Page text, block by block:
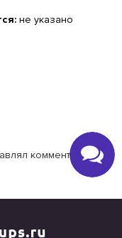
не указано
комментариев.